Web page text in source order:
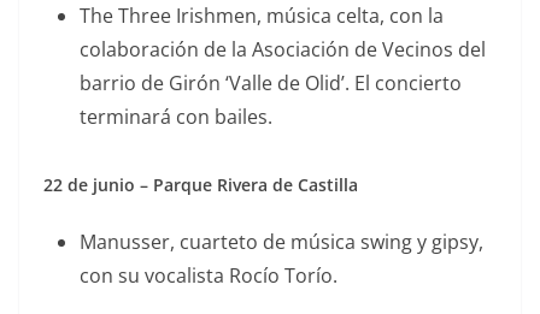
The Three Irishmen, música celta, con la
colaboración de la Asociación de Vecinos del
barrio de Girón ‘Valle de Olid’. El concierto
terminará con bailes.
22 de junio – Parque Rivera de Castilla
Manusser, cuarteto de música swing y gipsy,
con su vocalista Rocío Torío.